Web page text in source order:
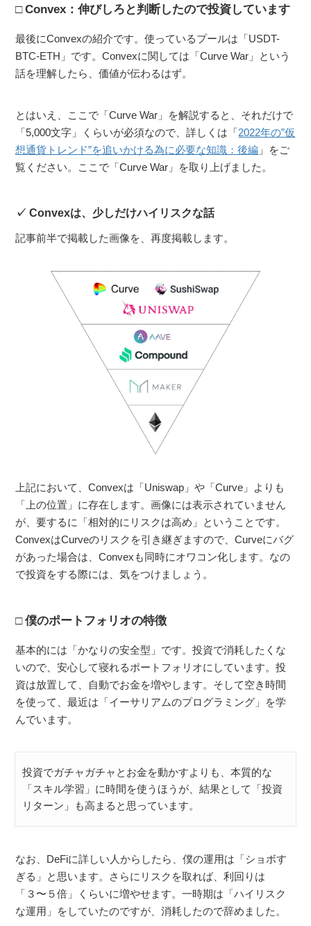
Convex：伸びしろと判断したので投資しています
最後にConvexの紹介です。使っているプールは「USDT-
BTC-ETH」です。Convexに関しては「Curve War」という
話を理解したら、価値が伝わるはず。
とはいえ、ここで「Curve War」を解説すると、それだけで
「5,000文字」くらいが必須なので、詳しくは「2022年の”仮
想通貨トレンド”を追いかける為に必要な知識：後編 」をご
覧ください。ここで「Curve War」を取り上げました。
Convexは、少しだけハイリスクな話
記事前半で掲載した画像を、再度掲載します。
上記において、Convexは「Uniswap」や「Curve」よりも
「上の位置」に存在します。画像には表示されていません
が、要するに「相対的にリスクは高め」ということです。
ConvexはCurveのリスクを引き継ぎますので、Curveにバグ
があった場合は、Convexも同時にオワコン化します。なの
で投資をする際には、気をつけましょう。
僕のポートフォリオの特徴
基本的には「かなりの安全型」です。投資で消耗したくな
いので、安心して寝れるポートフォリオにしています。投
資は放置して、自動でお金を増やします。そして空き時間
を使って、最近は「イーサリアムのプログラミング」を学
んでいます。
投資でガチャガチャとお金を動かすよりも、本質的な
「スキル学習」に時間を使うほうが、結果として「投資
リターン」も高まると思っています。
なお、DeFiに詳しい人からしたら、僕の運用は「ショボす
ぎる」と思います。さらにリスクを取れば、利回りは
「３〜５倍」くらいに増やせます。一時期は「ハイリスク
な運用」をしていたのですが、消耗したので辞めました。